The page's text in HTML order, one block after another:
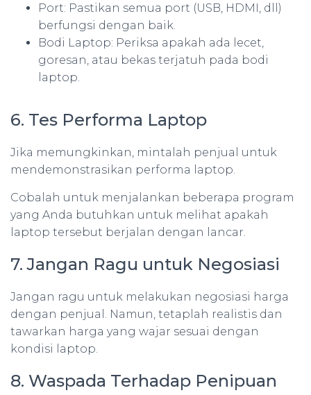
Port: Pastikan semua port (USB, HDMI, dll)
berfungsi dengan baik.
Bodi Laptop: Periksa apakah ada lecet,
goresan, atau bekas terjatuh pada bodi
laptop.
6. Tes Performa Laptop
Jika memungkinkan, mintalah penjual untuk
mendemonstrasikan performa laptop.
Cobalah untuk menjalankan beberapa program
yang Anda butuhkan untuk melihat apakah
laptop tersebut berjalan dengan lancar.
7. Jangan Ragu untuk Negosiasi
Jangan ragu untuk melakukan negosiasi harga
dengan penjual. Namun, tetaplah realistis dan
tawarkan harga yang wajar sesuai dengan
kondisi laptop.
8. Waspada Terhadap Penipuan